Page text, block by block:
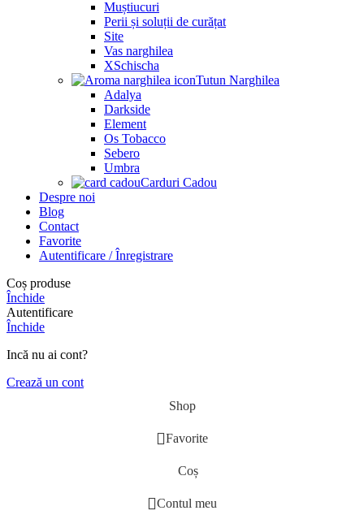
Muștiucuri
Perii și soluții de curățat
Site
Vas narghilea
XSchischa
Tutun Narghilea
Adalya
Darkside
Element
Os Tobacco
Sebero
Umbra
Carduri Cadou
Despre noi
Blog
Contact
Favorite
Autentificare / Înregistrare
Coș produse
Închide
Autentificare
Închide
Incă nu ai cont?
Crează un cont
Shop
Favorite
Coș
Contul meu